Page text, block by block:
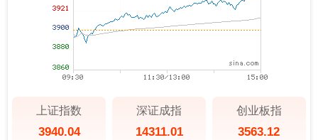
上证指数
3940.04
深证成指
14311.01
创业板指
3563.12